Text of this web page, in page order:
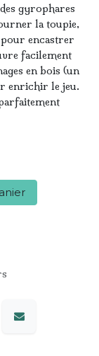
gyrophares
la toupie,
encastrer
facilement
en bois (un
enrichir le jeu.